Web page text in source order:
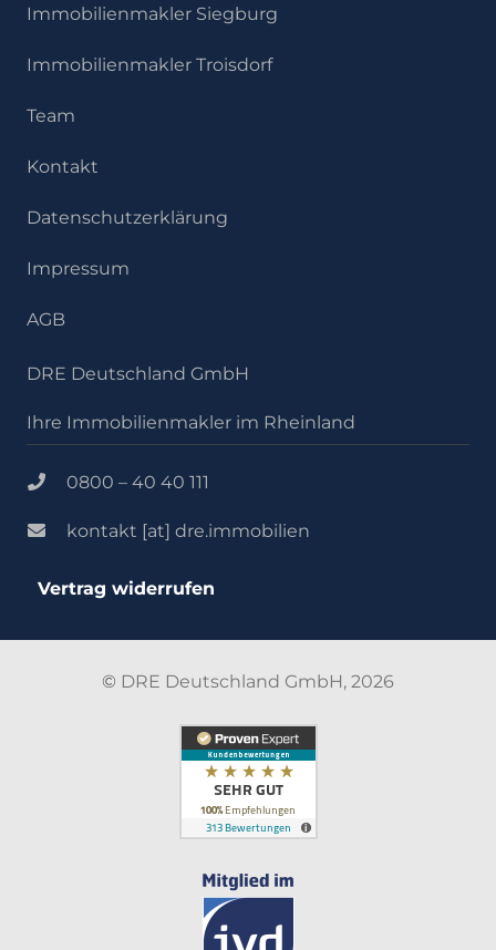
Immobilienmakler Siegburg
Immobilienmakler Troisdorf
Team
Kontakt
Datenschutzerklärung
Impressum
AGB
DRE Deutschland GmbH
Ihre Immobilienmakler im Rheinland
0800 – 40 40 111
kontakt [at] dre.immobilien
Vertrag widerrufen
© DRE Deutschland GmbH, 2026